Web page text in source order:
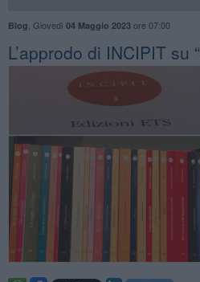
Blog Giovedì 04 Maggio 2023ore 07:00
L’approdo di INCIPIT su